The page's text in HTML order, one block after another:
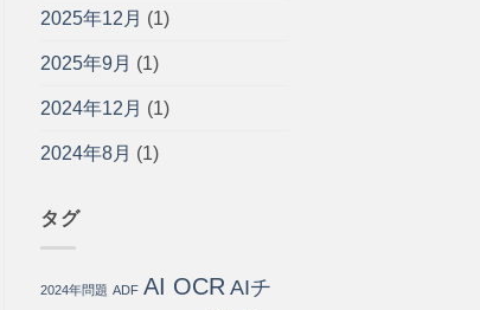
プ
ト
ー
入
順
開
会
社
は
問
合
せ
75%
コ
2025年12月 (1)
2025年9月 (1)
2024年12月 (1)
2024年8月 (1)
タグ
2024年問題 ADF AI OCR AIチ